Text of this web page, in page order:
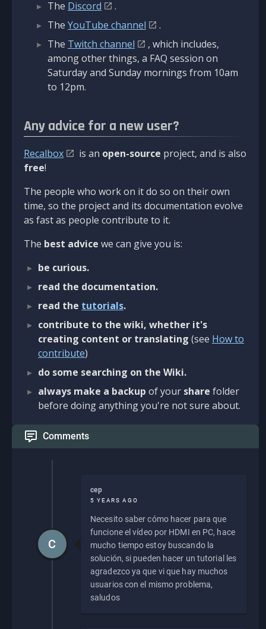
The Discord
.
The YouTube channel
.
The Twitch channel
, which includes,
among other things, a FAQ session on
Saturday and Sunday mornings from 10am
to 12pm.
Any advice for a new user?
Recalbox is an open-source project, and is also
free!
The people who work on it do so on their own
time, so the project and its documentation evolve
as fast as people contribute to it.
The best advice we can give you is:
be curious.
read the documentation.
read the tutorials.
contribute to the wiki, whether it's
creating content or translating (see How to
contribute)
do some searching on the Wiki.
always make a backup of your share folder
before doing anything you're not sure about.
Comments
cep
5 YEARS AGO
Necesito saber cómo hacer para que
funcione el vídeo por HDMI en PC, hace
mucho tiempo estoy buscando la
solución, si pueden hacer un tutorial les
agradezco ya que vi que hay muchos
usuarios con el mismo problema,
saludos
C